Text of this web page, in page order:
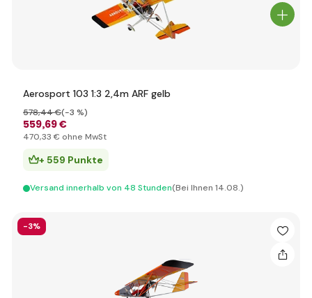
Aerosport 103 1:3 2,4m ARF gelb
559,69 €
578,44 €(-3 %)
470,33 € ohne MwSt
+ 559 Punkte
Versand innerhalb von 48 Stunden(Bei Ihnen 14.08.)
-3%